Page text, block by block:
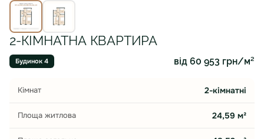
2-КІМНАТНА КВАРТИРА
Будинок 4 від 60 953 грн/м²
Кімнат 2-кімнатні
Площа житлова 24,59 м²